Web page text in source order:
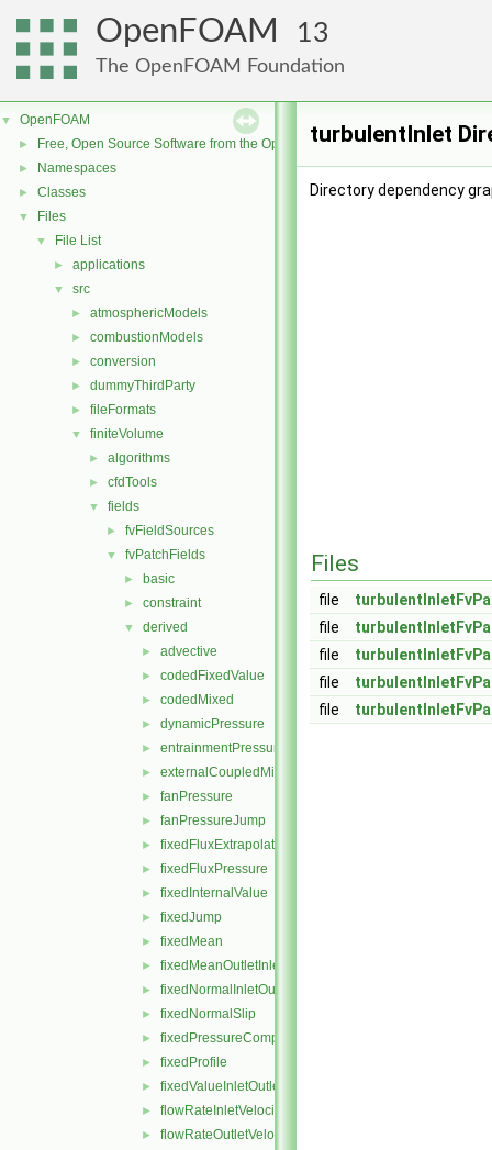
OpenFOAM 13
The OpenFOAM Foundation
▼ OpenFOAM
► Free, Open Source Software from the OpenFOAM Foundation
► Namespaces
► Classes
▼ Files
▼ File List
► applications
▼ src
► atmosphericModels
► combustionModels
► conversion
► dummyThirdParty
► fileFormats
▼ finiteVolume
► algorithms
► cfdTools
▼ fields
► fvFieldSources
▼ fvPatchFields
► basic
► constraint
▼ derived
► advective
► codedFixedValue
► codedMixed
► dynamicPressure
► entrainmentPressure
► externalCoupledMixed
► fanPressure
► fanPressureJump
► fixedFluxExtrapolatedPressure
► fixedFluxPressure
► fixedInternalValue
► fixedJump
► fixedMean
► fixedMeanOutletInlet
► fixedNormalInletOutletVelocity
► fixedNormalSlip
► fixedPressureCompressibleDensity
► fixedProfile
► fixedValueInletOutlet
► flowRateInletVelocity
► flowRateOutletVelocity
turbulentInlet
Directory dependency
Files
file
file
file
file
file